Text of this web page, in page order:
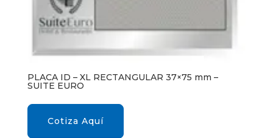
PLACA ID – XL RECTANGULAR 37×75 mm –
SUITE EURO
Cotiza Aquí